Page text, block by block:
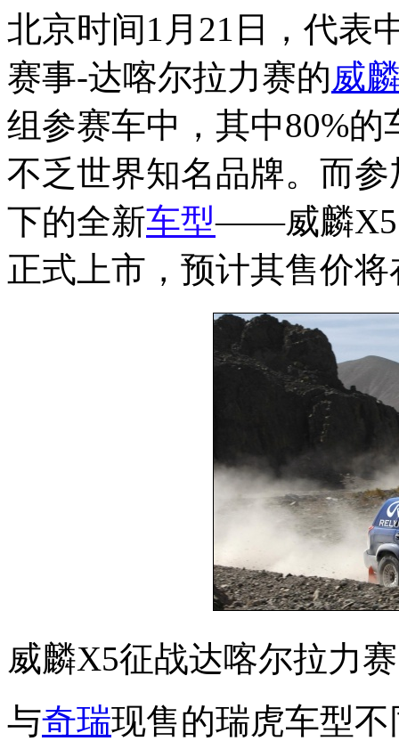
北京时间1月21日，代表
赛事-达喀尔拉力赛的威
组参赛车中，其中80%
不乏世界知名品牌。而
下的全新车型——威麟X5
正式上市，预计其售价
威麟X5征战达喀尔拉力赛
与奇瑞现售的瑞虎车型